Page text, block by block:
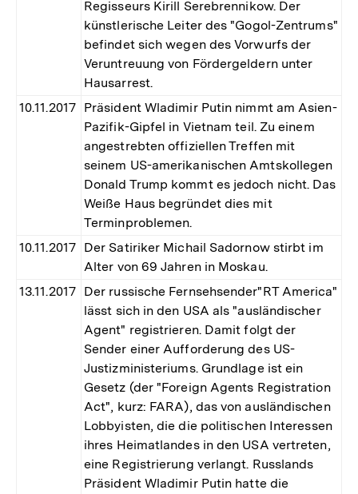
Regisseurs Kirill Serebrennikow. Der
künstlerische Leiter des "Gogol-Zentrums"
befindet sich wegen des Vorwurfs der
Veruntreuung von Fördergeldern unter
Hausarrest.
10.11.2017 Präsident Wladimir Putin nimmt am Asien-
Pazifik-Gipfel in Vietnam teil. Zu einem
angestrebten offiziellen Treffen mit
seinem US-amerikanischen Amtskollegen
Donald Trump kommt es jedoch nicht. Das
Weiße Haus begründet dies mit
Terminproblemen.
10.11.2017 Der Satiriker Michail Sadornow stirbt im
Alter von 69 Jahren in Moskau.
13.11.2017 Der russische Fernsehsender"RT America"
lässt sich in den USA als "ausländischer
Agent" registrieren. Damit folgt der
Sender einer Aufforderung des US-
Justizministeriums. Grundlage ist ein
Gesetz (der "Foreign Agents Registration
Act", kurz: FARA), das von ausländischen
Lobbyisten, die die politischen Interessen
ihres Heimatlandes in den USA vertreten,
eine Registrierung verlangt. Russlands
Präsident Wladimir Putin hatte die